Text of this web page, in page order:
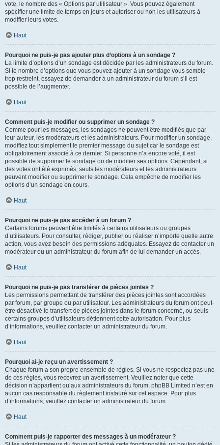
vote, le nombre des « Options par utilisateur ». Vous pouvez également
spécifier une limite de temps en jours et autoriser ou non les utilisateurs à
modifier leurs votes.
Haut
Pourquoi ne puis-je pas ajouter plus d’options à un sondage ?
La limite d’options d’un sondage est décidée par les administrateurs du forum.
Si le nombre d’options que vous pouvez ajouter à un sondage vous semble
trop restreint, essayez de demander à un administrateur du forum s’il est
possible de l’augmenter.
Haut
Comment puis-je modifier ou supprimer un sondage ?
Comme pour les messages, les sondages ne peuvent être modifiés que par
leur auteur, les modérateurs et les administrateurs. Pour modifier un sondage,
modifiez tout simplement le premier message du sujet car le sondage est
obligatoirement associé à ce dernier. Si personne n’a encore voté, il est
possible de supprimer le sondage ou de modifier ses options. Cependant, si
des votes ont été exprimés, seuls les modérateurs et les administrateurs
peuvent modifier ou supprimer le sondage. Cela empêche de modifier les
options d’un sondage en cours.
Haut
Pourquoi ne puis-je pas accéder à un forum ?
Certains forums peuvent être limités à certains utilisateurs ou groupes
d’utilisateurs. Pour consulter, rédiger, publier ou réaliser n’importe quelle autre
action, vous avez besoin des permissions adéquates. Essayez de contacter un
modérateur ou un administrateur du forum afin de lui demander un accès.
Haut
Pourquoi ne puis-je pas transférer de pièces jointes ?
Les permissions permettant de transférer des pièces jointes sont accordées
par forum, par groupe ou par utilisateur. Les administrateurs du forum ont peut-
être désactivé le transfert de pièces jointes dans le forum concerné, ou seuls
certains groupes d’utilisateurs détiennent cette autorisation. Pour plus
d’informations, veuillez contacter un administrateur du forum.
Haut
Pourquoi ai-je reçu un avertissement ?
Chaque forum a son propre ensemble de règles. Si vous ne respectez pas une
de ces règles, vous recevrez un avertissement. Veuillez noter que cette
décision n’appartient qu’aux administrateurs du forum, phpBB Limited n’est en
aucun cas responsable du règlement instauré sur cet espace. Pour plus
d’informations, veuillez contacter un administrateur du forum.
Haut
Comment puis-je rapporter des messages à un modérateur ?